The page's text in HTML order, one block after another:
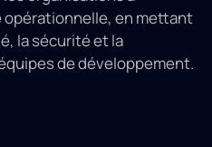
opérationnelle, en mettant
la sécurité et la
de développement.